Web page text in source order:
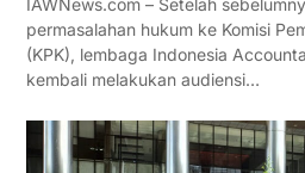
permasalahan hukum ke Komisi
(KPK), lembaga Indonesia
kembali melakukan audiensi…